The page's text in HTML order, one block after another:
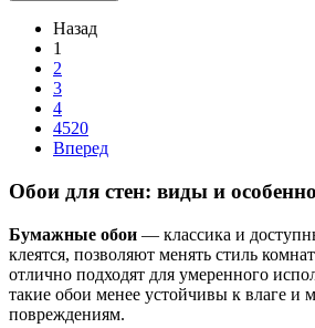
Назад
1
2
3
4
4520
Вперед
Обои для стен: виды и
Бумажные обои — классика и
клеятся, позволяют менять стиль
отлично подходят для умеренного
такие обои менее устойчивы к влаге и
повреждениям.